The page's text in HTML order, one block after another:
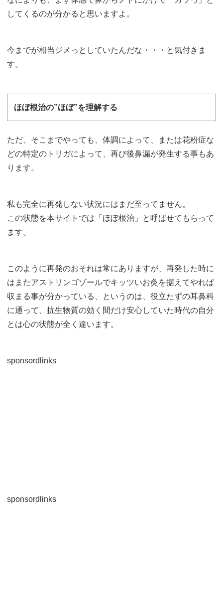
してくるのが分かると思いますよ。
今までが相当ジメっとしていたんだな・・・と気付きま
す。
ほぼ根治の”ほぼ”を理解する
ただ、そこまでやっても、体調によって、または花粉症な
どの特定のトリガによって、再び後鼻漏が発生する事もあ
ります。
私も完全に再発しない状況にはまだ至ってません。
この状態を本サイトでは「ほぼ根治」と呼ばせてもらって
ます。
このように再発のおそれは常にありますが、再発した時に
はまたアストリンゴゾールでキッツいお灸を据えてやれば
収まる事が分かっている、というのは、役立たずの耳鼻科
に通って、抗生物質の効く間だけ安心していた時代の自分
とは心の状態が全く違います。
sponsordlinks
sponsordlinks